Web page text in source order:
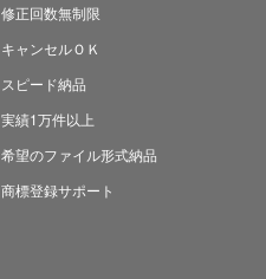
修正回数無制限
キャンセルＯＫ
スピード納品
実績1万件以上
希望のファイル形式納品
商標登録サポート